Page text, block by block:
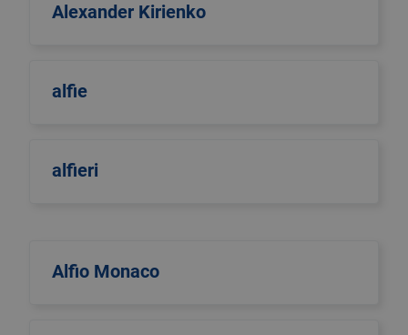
Alexander Kirienko
alfie
alfieri
Alfio Monaco